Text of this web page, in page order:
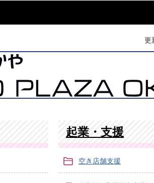
更
起業・支援
空き店舗支援